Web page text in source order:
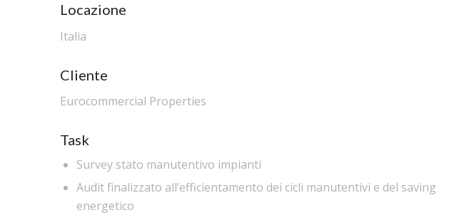
Locazione
Italia
Cliente
Eurocommercial Properties
Task
Survey stato manutentivo impianti
Audit finalizzato all’efficientamento dei cicli manutentivi e del saving
energetico